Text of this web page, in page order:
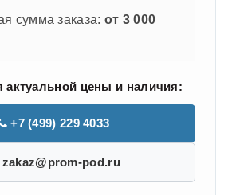
сумма заказа: от 3 000
актуальной цены и наличия:
+7 (499) 229 4033
zakaz@prom-pod.ru